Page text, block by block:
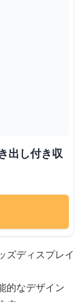
出し付き収
ズディスプレイ
的なデザイン